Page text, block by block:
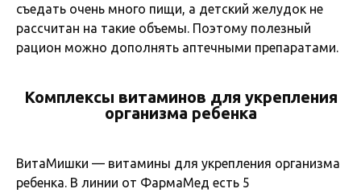
съедать очень много пищи, а детский желудок не
рассчитан на такие объемы. Поэтому полезный
рацион можно дополнять аптечными препаратами.
Комплексы витаминов для укрепления
организма ребенка
ВитаМишки — витамины для укрепления организма
ребенка. В линии от ФармаМед есть 5